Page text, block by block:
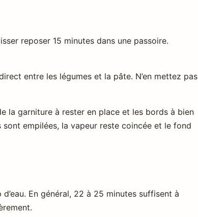
reposer 15 minutes dans une passoire.
entre les légumes et la pâte. N’en mettez pas
la garniture à rester en place et les bords à bien
empilées, la vapeur reste coincée et le fond
En général, 22 à 25 minutes suffisent à